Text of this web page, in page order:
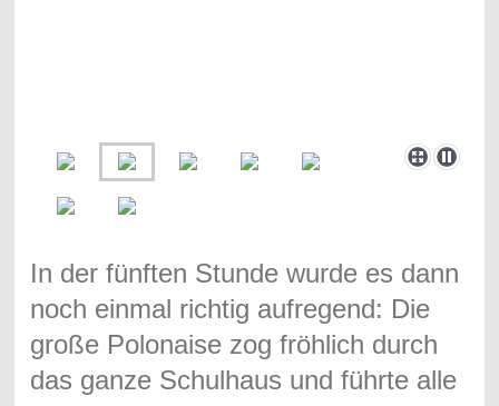
In der fünften Stunde wurde es dann
noch einmal richtig aufregend: Die
große Polonaise zog fröhlich durch
das ganze Schulhaus und führte alle